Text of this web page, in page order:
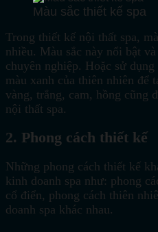
Màu sắc thiết kế spa
Trong thiết kế nội thất spa,
nhiều. Màu sắc này nổi bật
chuyên nghiệp. Hoặc sử
màu xanh của thiên nhiên để
vàng, trắng, cam, hồng cũng
nội thất spa.
2. Phong cách thiết kế
Những phong cách thiết kế
kinh doanh spa như: phong
cổ điển, phong cách thiên
doanh spa khác nhau.